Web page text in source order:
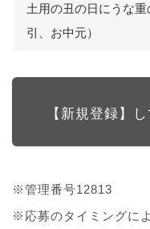
土用の丑の日にうな
引、お中元）
【新規登録】
※管理番号12813
※応募のタイミングに